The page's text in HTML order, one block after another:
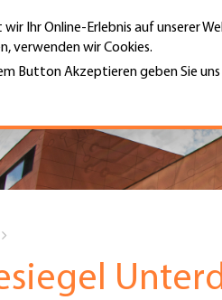
wir Ihr Online-Erlebnis auf unserer
verwenden wir Cookies.
Button Akzeptieren geben Sie uns